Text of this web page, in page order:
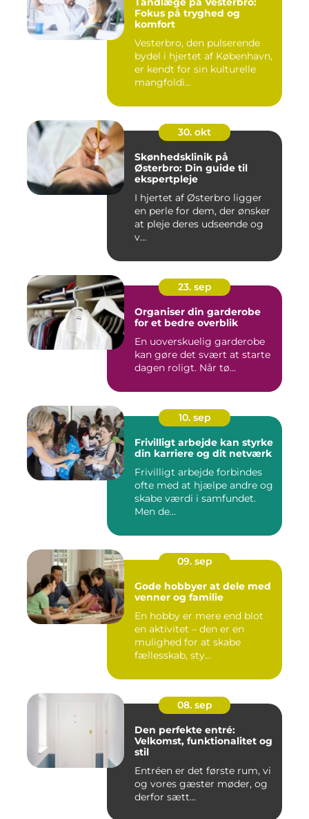
Fokus på tryghed og
komfort
Vesterbro, den pulserende
bydel i hjertet af København,
er kendt for sin kulturelle
mangfoldi...
30. okt
Skønhedsklinik på
Østerbro: Din guide til
ekspertpleje
I hjertet af Østerbro ligger
en perle for dem, der ønsker
at pleje deres udseende og
v...
23. sep
Organiser din garderobe
for et bedre overblik
En uoverskuelig garderobe
kan gøre det svært at starte
dagen roligt. Når tø...
10. sep
Frivilligt arbejde kan styrke
din karriere og dit netværk
Frivilligt arbejde forbindes
ofte med at hjælpe andre og
skabe værdi i samfundet.
Men de...
09. sep
Gode hobbyer at dele med
venner og familie
En hobby er mere end blot
en aktivitet – den er en
mulighed for at skabe
fællesskab, sty...
08. sep
Den perfekte entré:
Velkomst, funktionalitet og
stil
Entréen er det første rum, vi
og vores gæster møder, og
derfor sætt...